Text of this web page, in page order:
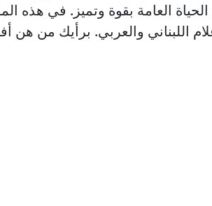
الحياة العامة بقوة وتميز. في
اللبناني والعربي. برأيك من